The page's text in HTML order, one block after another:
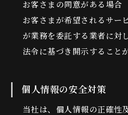
お客さまの同意がある場合
お客さまが希望されるサー
が業務を委託する業者に対
法令に基づき開示すること
個人情報の安全対策
当社は、個人情報の正確性